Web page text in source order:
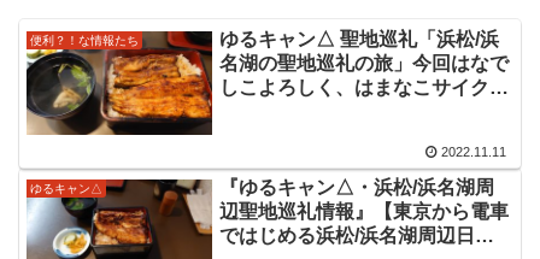
便利？！な情報たち
ゆるキャン△ 聖地巡礼「浜松/浜
名湖の聖地巡礼の旅」今回はなで
しこよろしく、はまなこサイクル
め、大判焼き藤田屋、和菓子しず
花など訪問してきました。
2022.11.11
ゆるキャン△
『ゆるキャン△・浜松/浜名湖周
辺聖地巡礼情報』【東京から電車
ではじめる浜松/浜名湖周辺日帰